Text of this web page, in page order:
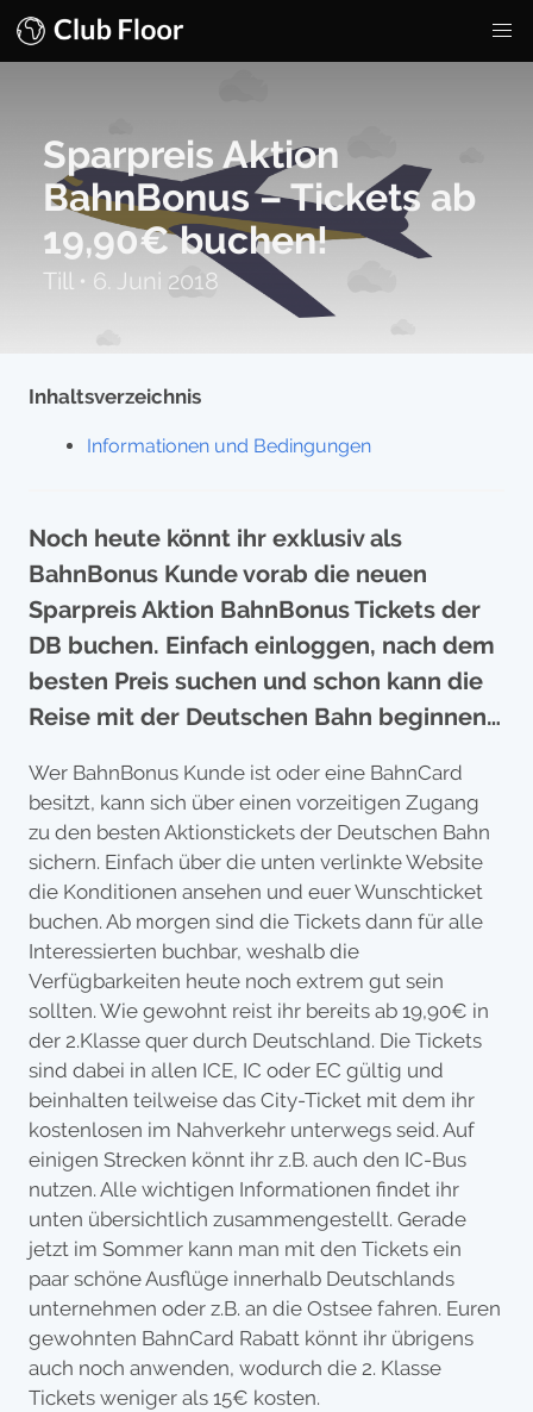
Sparpreis Aktion
BahnBonus – Tickets ab
19,90€ buchen!
Till • 6. Juni 2018
Inhaltsverzeichnis
Informationen und Bedingungen
Noch heute könnt ihr exklusiv als
BahnBonus Kunde vorab die neuen
Sparpreis Aktion BahnBonus Tickets der
DB buchen. Einfach einloggen, nach dem
besten Preis suchen und schon kann die
Reise mit der Deutschen Bahn beginnen…
Wer BahnBonus Kunde ist oder eine BahnCard
besitzt, kann sich über einen vorzeitigen Zugang
zu den besten Aktionstickets der Deutschen Bahn
sichern. Einfach über die unten verlinkte Website
die Konditionen ansehen und euer Wunschticket
buchen. Ab morgen sind die Tickets dann für alle
Interessierten buchbar, weshalb die
Verfügbarkeiten heute noch extrem gut sein
sollten. Wie gewohnt reist ihr bereits ab 19,90€ in
der 2.Klasse quer durch Deutschland. Die Tickets
sind dabei in allen ICE, IC oder EC gültig und
beinhalten teilweise das City-Ticket mit dem ihr
kostenlosen im Nahverkehr unterwegs seid. Auf
einigen Strecken könnt ihr z.B. auch den IC-Bus
nutzen. Alle wichtigen Informationen findet ihr
unten übersichtlich zusammengestellt. Gerade
jetzt im Sommer kann man mit den Tickets ein
paar schöne Ausflüge innerhalb Deutschlands
unternehmen oder z.B. an die Ostsee fahren. Euren
gewohnten BahnCard Rabatt könnt ihr übrigens
auch noch anwenden, wodurch die 2. Klasse
Tickets weniger als 15€ kosten.